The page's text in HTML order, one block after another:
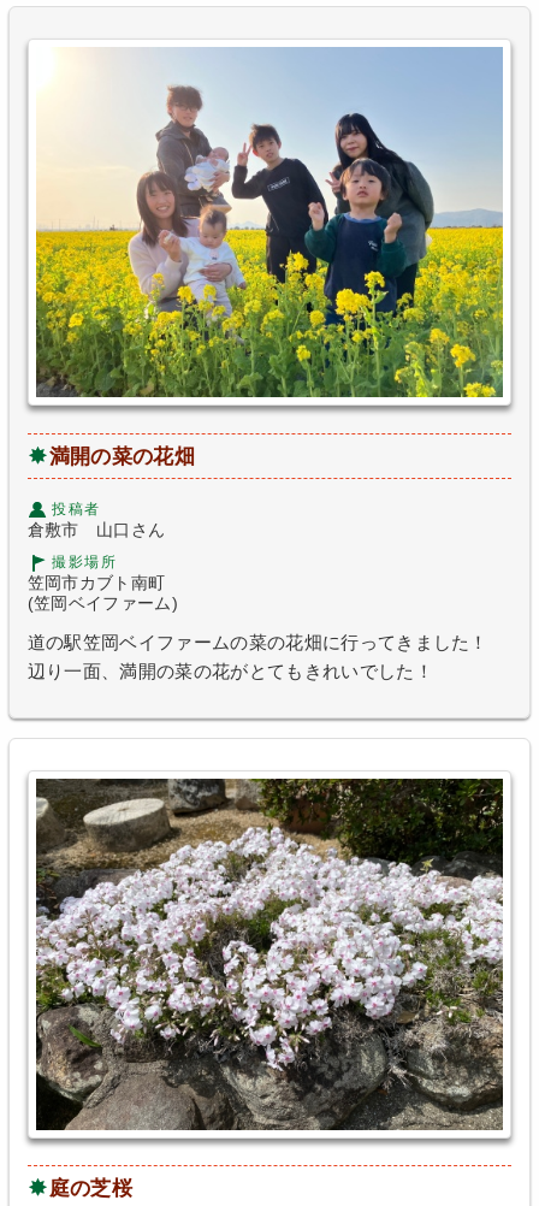
満開の菜の花畑
投稿者
倉敷市 山口さん
撮影場所
笠岡市カブト南町
(笠岡ベイファーム)
道の駅笠岡ベイファームの菜の花畑に行ってきました！
辺り一面、満開の菜の花がとてもきれいでした！
庭の芝桜